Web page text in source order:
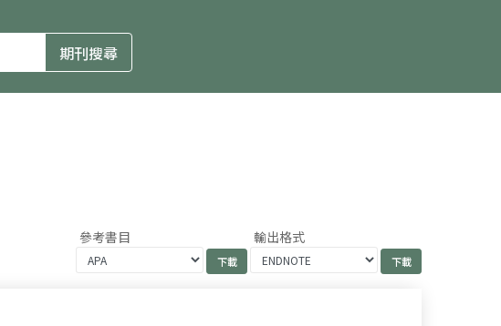
參考書目 輸出格式